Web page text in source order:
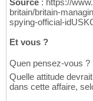
Source : https://
britain/britain-
spying-official-
Et vous ?
Quen pensez-vous ?
Quelle attitude
dans cette affaire,